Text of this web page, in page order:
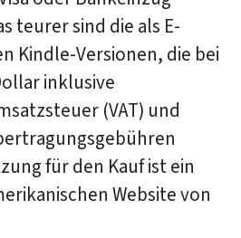
teurer sind die als E-
Kindle-Versionen, die bei
inklusive
(VAT) und
für den Kauf ist ein
Website von